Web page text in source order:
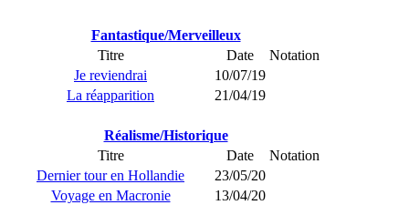
Fantastique/Merveilleux
Titre
Date
Notation
Je reviendrai
10/07/19
La réapparition
21/04/19
Réalisme/Historique
Titre
Date
Notation
Dernier tour en Hollandie
23/05/20
Voyage en Macronie
13/04/20